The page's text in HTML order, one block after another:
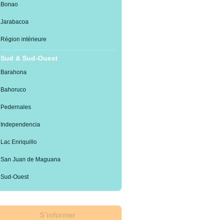
Bonao
Jarabacoa
Région intérieure
Sud & Sud-Ouest
Barahona
Bahoruco
Pedernales
Independencia
Lac Enriquillo
San Juan de Maguana
Sud-Ouest
S’informer